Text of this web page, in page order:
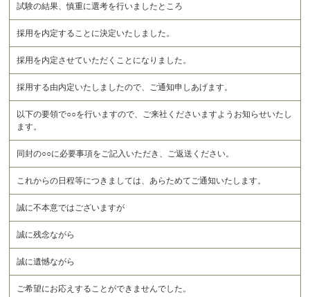
試験の結果、慎重に選考を行いましたところ
採用を内定することに決定いたしました。
採用を内定させていただくことになりました。
採用する由内定いたしましたので、ご通知申しあげます。
以下の要領で○○を行いますので、ご来社くださいますようお知らせいたし
ます。
同封の○○に必要事項をご記入いただき、ご返送ください。
これからの日程等につきましては、あらためてご通知いたします。
誠に不本意ではございますが
誠に残念ながら
誠に遺憾ながら
ご希望にお応えすることができませんでした。